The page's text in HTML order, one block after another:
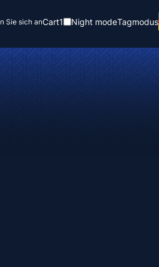
Sie sich anCart1 Night modeTagmodus